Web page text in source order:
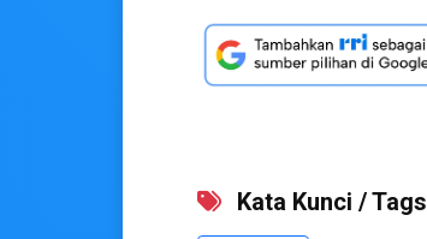
Kata Kunci / Tags